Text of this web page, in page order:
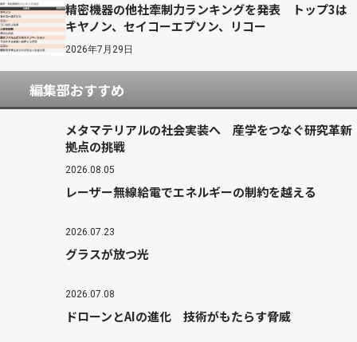
精密機器の他社牽制力ランキングを発表 トップ3は
キヤノン、セイコーエプソン、リコー
2026年7月29日
編集部おすすめ
メタマテリアルの社会実装へ 産学をつなぐ研究革新
拠点の挑戦
2026.08.05
レーザー無線給電でエネルギーの制約を越える
2026.07.23
グラスが放つ光
2026.07.08
ドローンとAIの進化 技術がもたらす脅威